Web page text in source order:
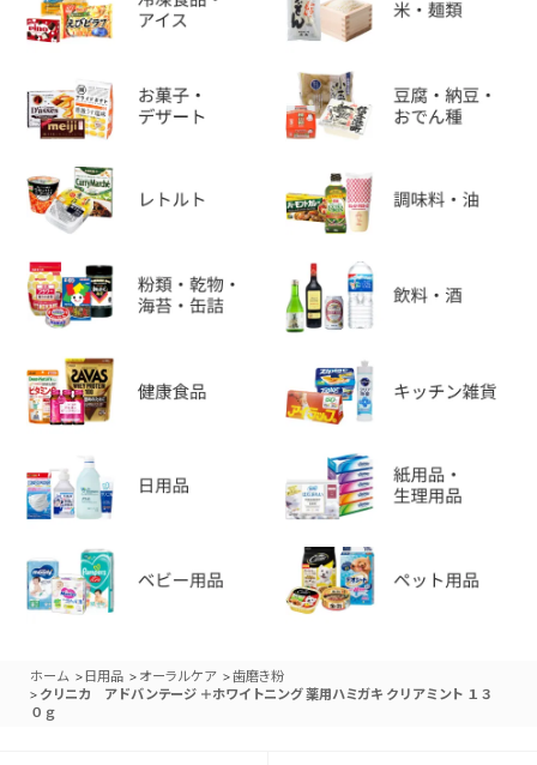
ホーム > 日用品 > オーラルケア >歯磨き粉
> クリニカ アドバンテージ ＋ホワイトニング 薬用ハミガキ クリアミント １３
０ｇ